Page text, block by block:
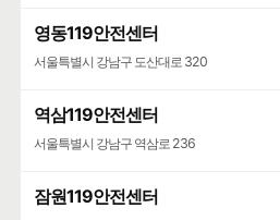
영동119안전센터
서울특별시 강남구 도산대로 320
역삼119안전센터
서울특별시 강남구 역삼로 236
잠원119안전센터